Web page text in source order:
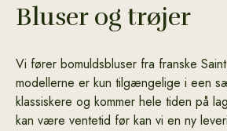
Bluser og trøjer
Vi fører bomuldsbluser fra franske
modellerne er kun tilgængelige i een
klassiskere og kommer hele tiden på
kan være ventetid før kan vi en ny